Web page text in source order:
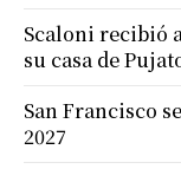
Scaloni recibió
su casa de
San Francisco
2027